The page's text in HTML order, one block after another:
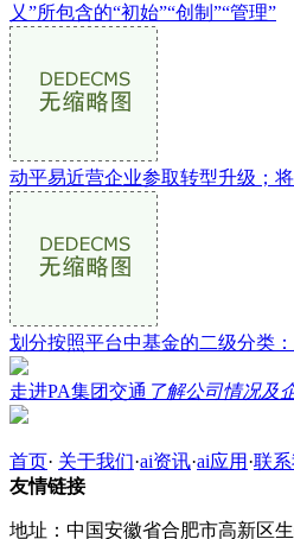
乂”所包含的“初始”“创制”“管理”
动平易近营企业参取转型升级；
划分按照平台中基金的二级分类
走进PA集团交通 了解公司情况及
首页· 关于我们·ai资讯·ai应用 ·联
友情链接
地址：中国安徽省合肥市高新区